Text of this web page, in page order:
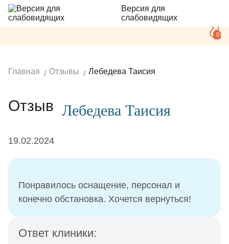
Версия для
слабовидящих
0
Главная Отзывы Лебедева Таисия
Отзыв Лебедева Таисия
19.02.2024
Понравилось оснащение, персонал и
конечно обстановка. Хочется вернуться!
Ответ клиники: